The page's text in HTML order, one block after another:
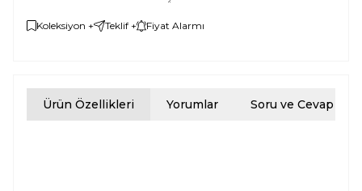
Koleksiyon + Teklif + Fiyat Alarmı
Ürün Özellikleri Yorumlar Soru ve Cevap